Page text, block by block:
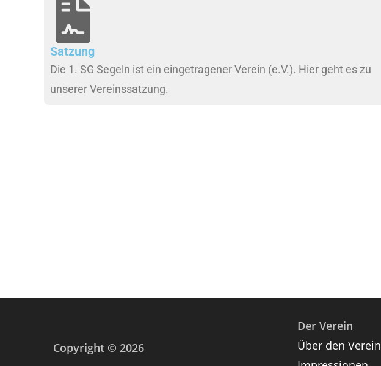
Satzung
Die 1. SG Segeln ist ein eingetragener Verein (e.V.). Hier geht es zu
unserer Vereinssatzung.
Copyright © 2026
Der Verein
Über den Verein